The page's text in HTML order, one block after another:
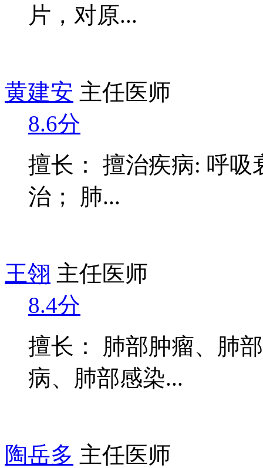
片，对原...
黄建安 主任医师
8.6分
擅长： 擅治疾病: 呼
治； 肺...
王翎 主任医师
8.4分
擅长： 肺部肿瘤、肺
病、肺部感染...
陶岳多 主任医师